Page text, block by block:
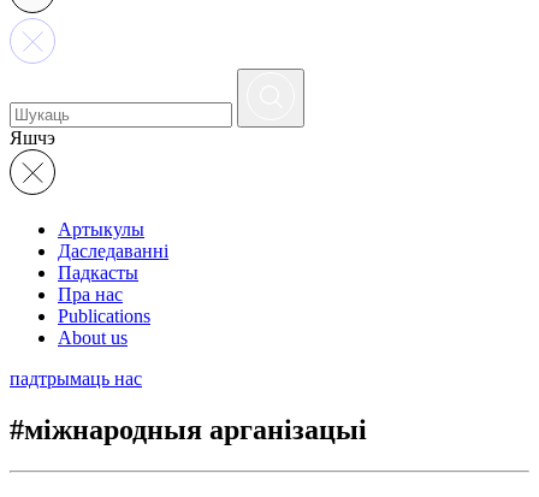
Яшчэ
Артыкулы
Даследаванні
Падкасты
Пра нас
Publications
About us
падтрымаць нас
#міжнародныя арганізацыі